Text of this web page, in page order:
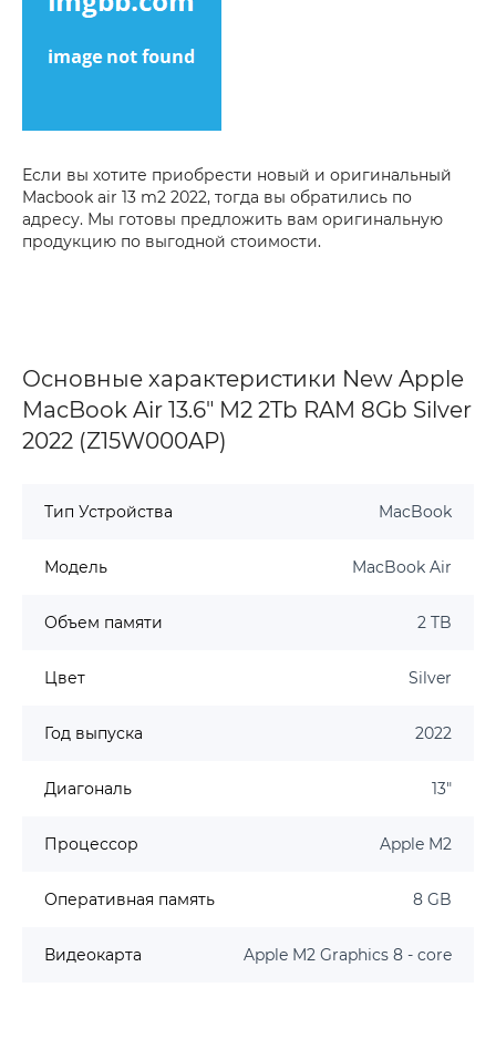
Если вы хотите приобрести новый и оригинальный
Macbook air 13 m2 2022, тогда вы обратились по
адресу. Мы готовы предложить вам оригинальную
продукцию по выгодной стоимости.
Основные характеристики New Apple
MacBook Air 13.6" M2 2Tb RAM 8Gb Silver
2022 (Z15W000AP)
Тип Устройства MacBook
Модель MacBook Air
Объем памяти 2 TB
Цвет Silver
Год выпуска 2022
Диагональ 13"
Процессор Apple M2
Оперативная память 8 GB
Видеокарта Apple M2 Graphics 8 - core